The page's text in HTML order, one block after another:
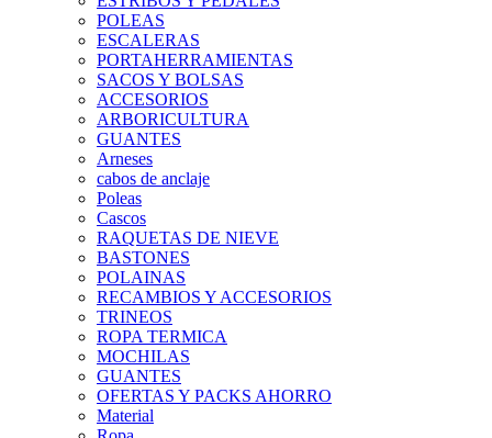
POLEAS
ESCALERAS
PORTAHERRAMIENTAS
SACOS Y BOLSAS
ACCESORIOS
ARBORICULTURA
GUANTES
Arneses
cabos de anclaje
Poleas
Cascos
RAQUETAS DE NIEVE
BASTONES
POLAINAS
RECAMBIOS Y ACCESORIOS
TRINEOS
ROPA TERMICA
MOCHILAS
GUANTES
OFERTAS Y PACKS AHORRO
Material